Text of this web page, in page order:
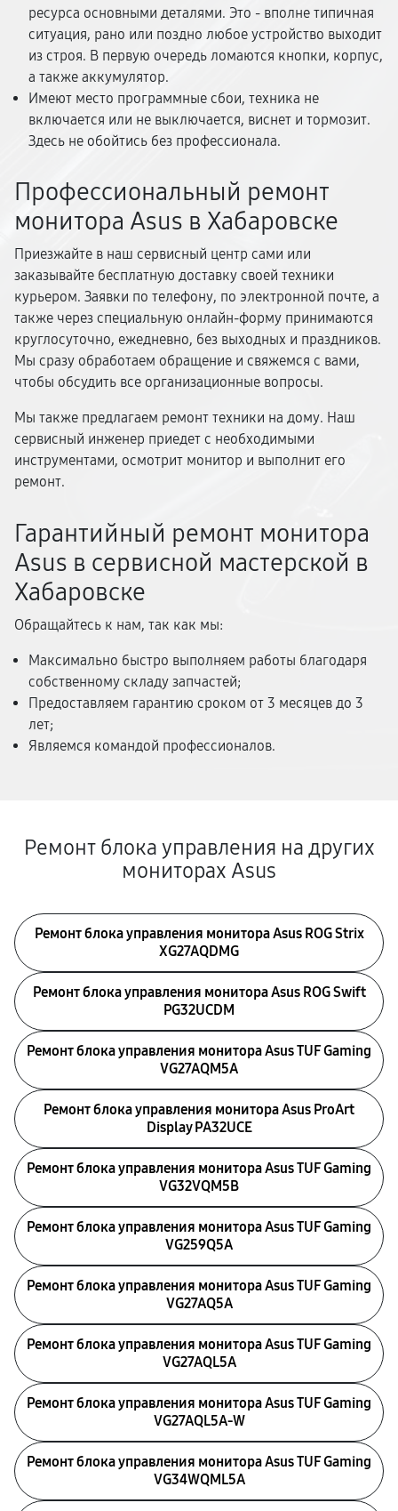
ресурса основными деталями. Это - вполне типичная
ситуация, рано или поздно любое устройство выходит
из строя. В первую очередь ломаются кнопки, корпус,
а также аккумулятор.
Имеют место программные сбои, техника не
включается или не выключается, виснет и тормозит.
Здесь не обойтись без профессионала.
Профессиональный ремонт
монитора Asus в Хабаровске
Приезжайте в наш сервисный центр сами или
заказывайте бесплатную доставку своей техники
курьером. Заявки по телефону, по электронной почте, а
также через специальную онлайн-форму принимаются
круглосуточно, ежедневно, без выходных и праздников.
Мы сразу обработаем обращение и свяжемся с вами,
чтобы обсудить все организационные вопросы.
Мы также предлагаем ремонт техники на дому. Наш
сервисный инженер приедет с необходимыми
инструментами, осмотрит монитор и выполнит его
ремонт.
Гарантийный ремонт монитора
Asus в сервисной мастерской в
Хабаровске
Обращайтесь к нам, так как мы:
Максимально быстро выполняем работы благодаря
собственному складу запчастей;
Предоставляем гарантию сроком от 3 месяцев до 3
лет;
Являемся командой профессионалов.
Ремонт блока управления на других
мониторах Asus
Ремонт блока управления монитора Asus ROG Strix
XG27AQDMG
Ремонт блока управления монитора Asus ROG Swift
PG32UCDM
Ремонт блока управления монитора Asus TUF Gaming
VG27AQM5A
Ремонт блока управления монитора Asus ProArt
Display PA32UCE
Ремонт блока управления монитора Asus TUF Gaming
VG32VQM5B
Ремонт блока управления монитора Asus TUF Gaming
VG259Q5A
Ремонт блока управления монитора Asus TUF Gaming
VG27AQ5A
Ремонт блока управления монитора Asus TUF Gaming
VG27AQL5A
Ремонт блока управления монитора Asus TUF Gaming
VG27AQL5A-W
Ремонт блока управления монитора Asus TUF Gaming
VG34WQML5A